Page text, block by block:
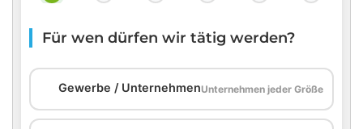
Für wen dürfen wir tätig werden?
Gewerbe / UnternehmenUnternehmen jeder Größe